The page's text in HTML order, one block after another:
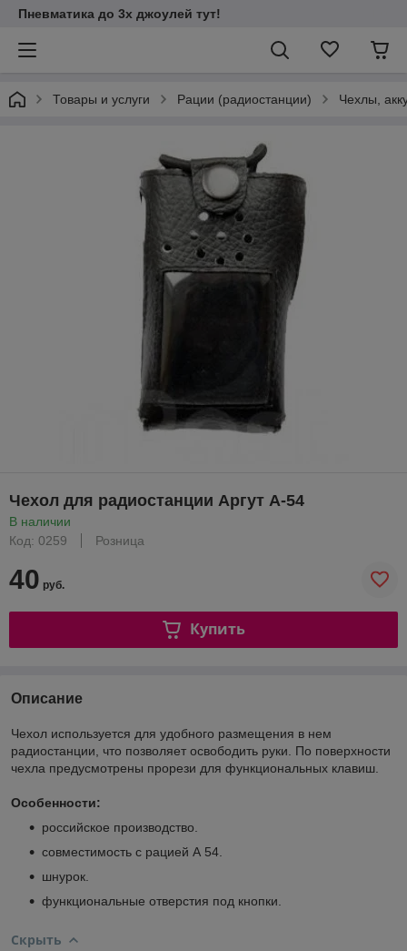
Пневматика до 3х джоулей тут!
Товары и услуги Рации (радиостанции) Чехлы,
Чехол для радиостанции Аргут А-54
В наличии
Код: 0259
Розница
40 руб.
Купить
Описание
Чехол используется для удобного размещения в нем
радиостанции, что позволяет освободить руки. По поверхности
чехла предусмотрены прорези для функциональных клавиш.
Особенности:
российское производство.
совместимость с рацией А 54.
шнурок.
функциональные отверстия под кнопки.
Скрыть